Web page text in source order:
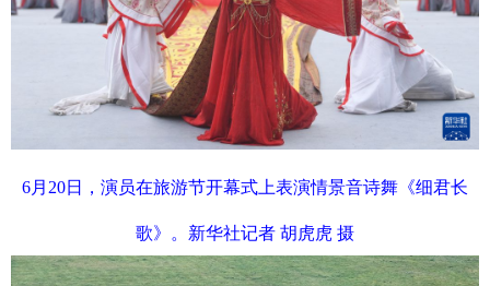
6月20日，演员在旅游节开幕式上表演情景音诗舞《细君长
歌》。新华社记者 胡虎虎 摄